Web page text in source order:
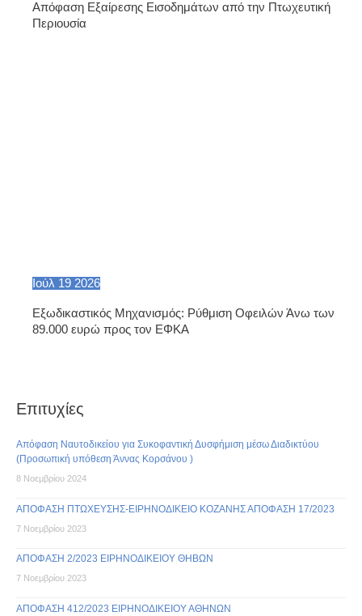
Απόφαση Εξαίρεσης Εισοδημάτων από την Πτωχευτική
Περιουσία
Ιούλ 19 2026
Εξωδικαστικός Μηχανισμός: Ρύθμιση Οφειλών Άνω των
89.000 ευρώ προς τον ΕΦΚΑ
Επιτυχίες
Απόφαση Ναυτοδικείου για Συκοφαντική Δυσφήμιση μέσω Διαδικτύου
(Προσωπική υπόθεση Άννας Κορσάνου )
8 Νοεμβρίου 2024
ΑΠΟΦΑΣΗ ΠΤΩΧΕΥΣΗΣ-ΕΙΡΗΝΟΔΙΚΕΙΟ ΚΟΖΑΝΗΣ ΑΠΟΦΑΣΗ 17/2023
7 Νοεμβρίου 2023
ΑΠΟΦΑΣΗ 2/2023 ΕΙΡΗΝΟΔΙΚΕΙΟΥ ΘΗΒΩΝ
7 Νοεμβρίου 2023
ΑΠΟΦΑΣΗ 412/2023 ΕΙΡΗΝΟΔΙΚΕΙΟΥ ΑΘΗΝΩΝ